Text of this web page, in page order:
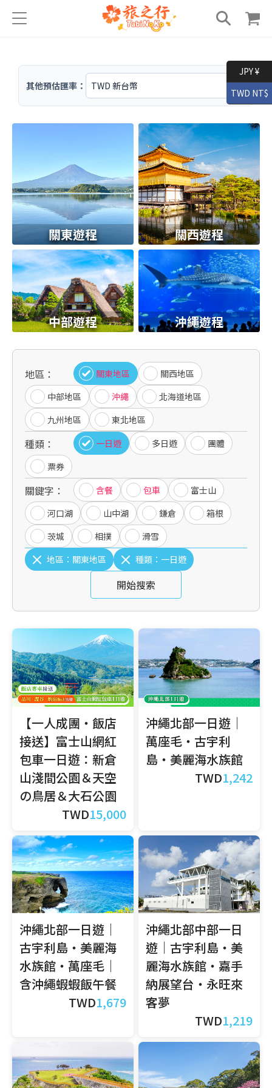
其他預估匯率：
關東遊程 關西遊程
中部遊程 沖繩遊程
地區： 關東地區
關西地區
中部地區
沖繩
北海道地區
九州地區
東北地區
種類： 一日遊 多日遊
團體
票券
關鍵字： 含餐 包車
富士山
河口湖
山中湖 鎌倉
箱根
茨城
相撲
滑雪
地區： 關東地區 種類： 一日遊
開始搜索
【一人成團・飯店
接送】富士山網紅
包車一日遊：新倉
山淺間公園＆天空
の鳥居＆大石公園
TWD15,000
沖繩北部一日遊｜
萬座毛・古宇利
島・美麗海水族館
TWD1,242
沖繩北部一日遊｜
古宇利島・美麗海
水族館・萬座毛｜
含沖繩蝦蝦飯午餐
TWD1,679
沖繩北部中部一日
遊｜古宇利島・美
麗海水族館・嘉手
納展望台・永旺來
客夢
TWD1,219
JPY ¥
TWD NT$